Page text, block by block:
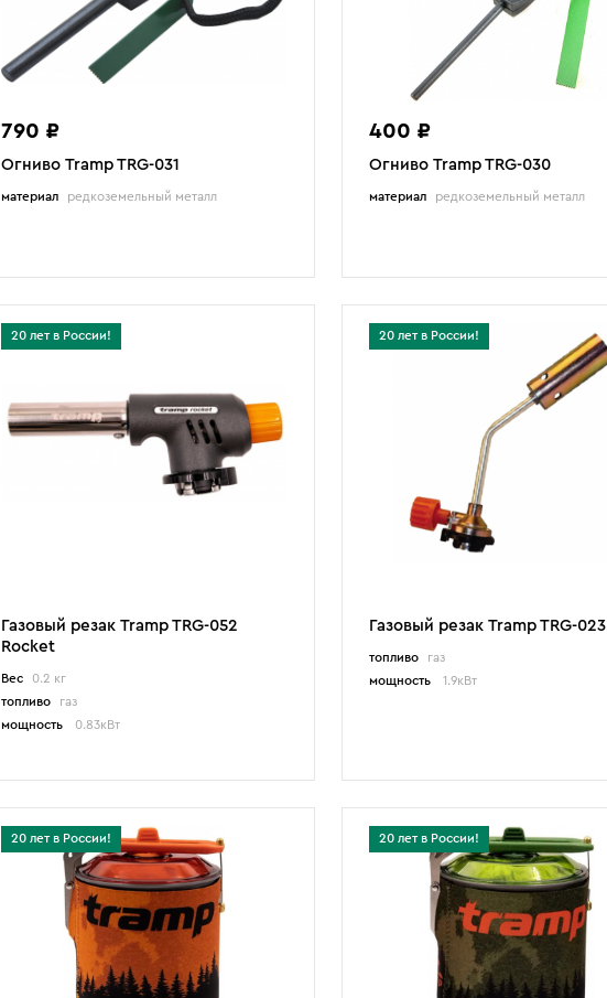
790 ₽
Огниво Tramp TRG-031
материал редкоземельный металл
400 ₽
Огниво Tramp TRG-030
материал редкоземельный металл
20 лет в России!
Газовый резак Tramp TRG-052
Rocket
Вес
0.2 кг
топливо
газ
мощность
0.83кВт
20 лет в России!
Газовый резак Tramp TRG-023
топливо
газ
мощность
1.9кВт
20 лет в России! 20 лет в России!